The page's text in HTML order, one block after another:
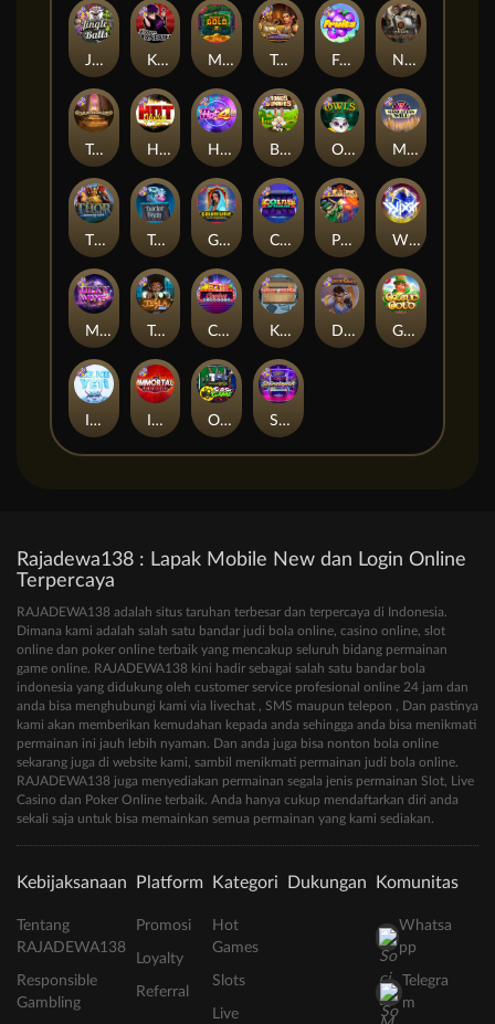
Nexus Tombstone RIP
Manhattan Goes Wild
Tractor Beam
Casino Win Spin
Hot Nudge
Starstruck
Monkey's Gold xPays Tomb of Nefertiti
Tomb of Akhenaten
Golden Genie And The Walking Wilds
Immortal Fruits
Tesla Jolt Dungeon Quest
Coins of Fortune WiXX
Outsourced: Slash Game
Fruits
Bonus Bunnies
Hot 4 Cash Owls
Milky Ways Gaelic Gold
Jingle Balls
Kitchen Drama: Sushi Mania
Pixies vs Pirates
Thor: Hammer Time
Ice Ice Yeti
Karen Maneater
Rajadewa138 : Lapak Mobile New dan Login Online
Terpercaya
RAJADEWA138 adalah situs taruhan terbesar dan terpercaya di Indonesia.
Dimana kami adalah salah satu bandar judi bola online, casino online, slot
online dan poker online terbaik yang mencakup seluruh bidang permainan
game online. RAJADEWA138 kini hadir sebagai salah satu bandar bola
indonesia yang didukung oleh customer service profesional online 24 jam dan
anda bisa menghubungi kami via livechat , SMS maupun telepon , Dan pastinya
kami akan memberikan kemudahan kepada anda sehingga anda bisa menikmati
permainan ini jauh lebih nyaman. Dan anda juga bisa nonton bola online
sekarang juga di website kami, sambil menikmati permainan judi bola online.
RAJADEWA138 juga menyediakan permainan segala jenis permainan Slot, Live
Casino dan Poker Online terbaik. Anda hanya cukup mendaftarkan diri anda
sekali saja untuk bisa memainkan semua permainan yang kami sediakan.
Kebijaksanaan
Tentang
RAJADEWA138
Responsible
Gambling
Platform
Promosi
Loyalty
Referral
Kategori
Hot
Games
Slots
Live
Dukungan Komunitas
Whatsa
pp
Telegra
m